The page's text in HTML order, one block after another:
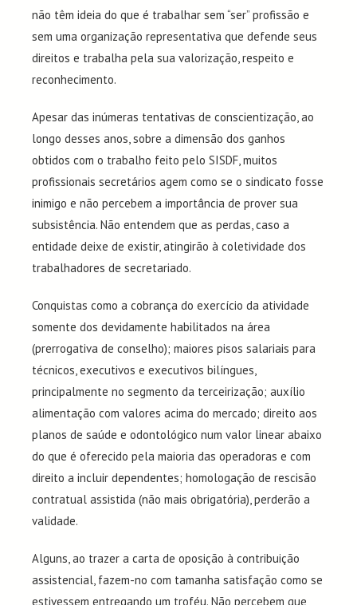
não têm ideia do que é trabalhar sem “ser” profissão e
sem uma organização representativa que defende seus
direitos e trabalha pela sua valorização, respeito e
reconhecimento.
Apesar das inúmeras tentativas de conscientização, ao
longo desses anos, sobre a dimensão dos ganhos
obtidos com o trabalho feito pelo SISDF, muitos
profissionais secretários agem como se o sindicato fosse
inimigo e não percebem a importância de prover sua
subsistência. Não entendem que as perdas, caso a
entidade deixe de existir, atingirão à coletividade dos
trabalhadores de secretariado.
Conquistas como a cobrança do exercício da atividade
somente dos devidamente habilitados na área
(prerrogativa de conselho); maiores pisos salariais para
técnicos, executivos e executivos bilíngues,
principalmente no segmento da terceirização; auxílio
alimentação com valores acima do mercado; direito aos
planos de saúde e odontológico num valor linear abaixo
do que é oferecido pela maioria das operadoras e com
direito a incluir dependentes; homologação de rescisão
contratual assistida (não mais obrigatória), perderão a
validade.
Alguns, ao trazer a carta de oposição à contribuição
assistencial, fazem-no com tamanha satisfação como se
estivessem entregando um troféu. Não percebem que